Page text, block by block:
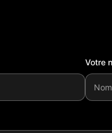
Votre